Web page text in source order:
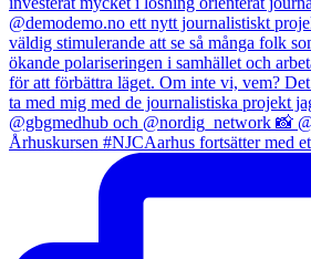
Århuskursen #NJCAarhus fortsätter med